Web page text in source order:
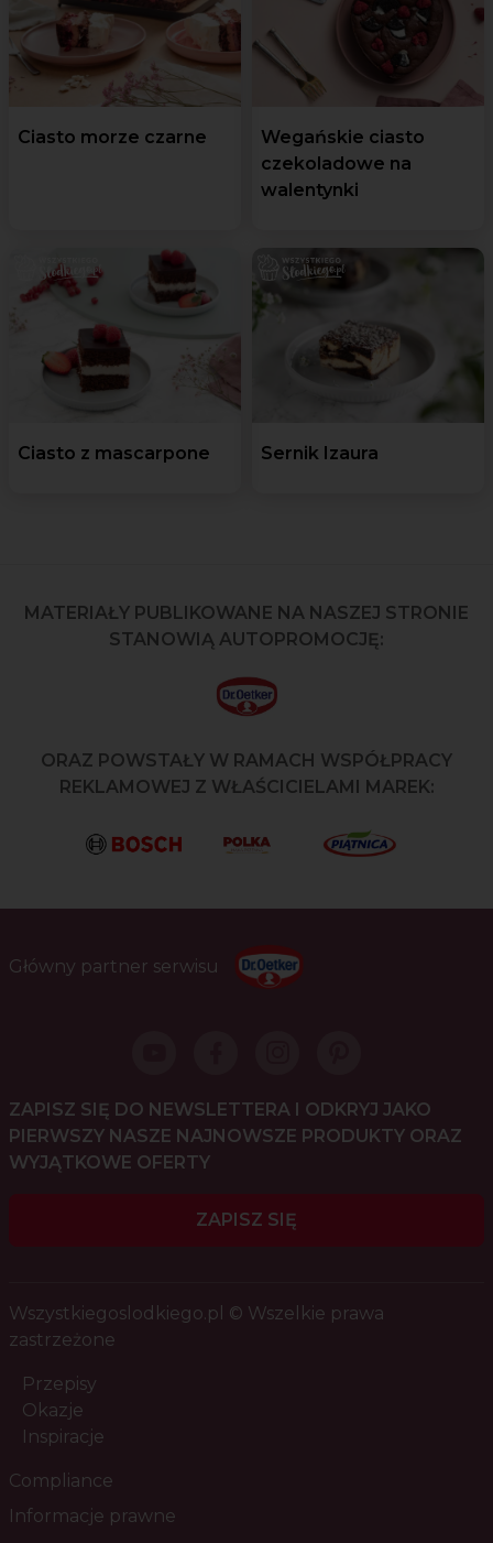
Ciasto morze czarne
Wegańskie ciasto
czekoladowe na
walentynki
Ciasto z mascarpone Sernik Izaura
MATERIAŁY PUBLIKOWANE NA NASZEJ STRONIE
STANOWIĄ AUTOPROMOCJĘ:
ORAZ POWSTAŁY W RAMACH WSPÓŁPRACY
REKLAMOWEJ Z WŁAŚCICIELAMI MAREK:
Główny partner serwisu
ZAPISZ SIĘ DO NEWSLETTERA I ODKRYJ JAKO
PIERWSZY NASZE NAJNOWSZE PRODUKTY ORAZ
WYJĄTKOWE OFERTY
ZAPISZ SIĘ
Wszystkiegoslodkiego.pl © Wszelkie prawa
zastrzeżone
Przepisy
Okazje
Inspiracje
Compliance
Informacje prawne